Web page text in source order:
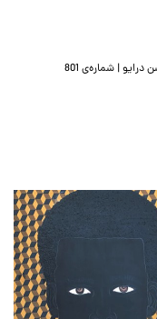
| شماره‌ی 801